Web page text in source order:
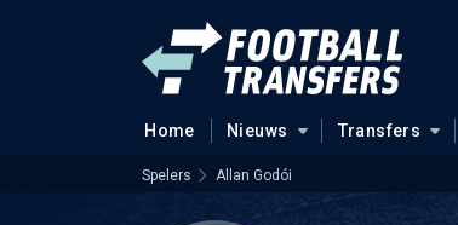
Home Nieuws Transfers
Spelers Allan Godói